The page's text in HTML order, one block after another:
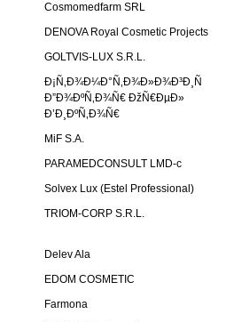
Cosmomedfarm SRL
DENOVA Royal Cosmetic Projects
GOLTVIS-LUX S.R.L.
Ð¡Ñ‚Ð¾Ð¼Ð°Ñ‚Ð¾Ð»Ð¾Ð³Ð¸Ñ
Ð”Ð¾ÐºÑ‚Ð¾Ñ€ ÐžÑ€ÐµÐ»
Ð’Ð¸ÐºÑ‚Ð¾Ñ€
MiF S.A.
PARAMEDCONSULT LMD-c
Solvex Lux (Estel Professional)
TRIOM-CORP S.R.L.
Delev Ala
EDOM COSMETIC
Farmona